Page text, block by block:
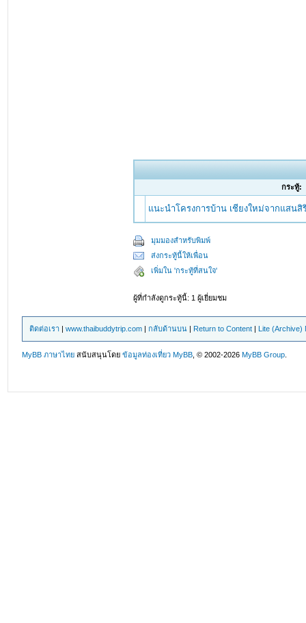
กระทู้:
แนะนำโครงการบ้าน เชียงใหม่จากแสน
มุมมองสำหรับพิมพ์
ส่งกระทู้นี้ให้เพื่อน
เพิ่มใน 'กระทู้ที่สนใจ'
ผู้ที่กำลังดูกระทู้นี้: 1 ผู้เยี่ยมชม
ติดต่อเรา |www.thaibuddytrip.com |กลับด้านบน | Return to Content | Lite (Archive)
MyBB ภาษาไทย สนับสนุนโดยข้อมูลท่องเที่ยว MyBB , © 2002-2026MyBB Group